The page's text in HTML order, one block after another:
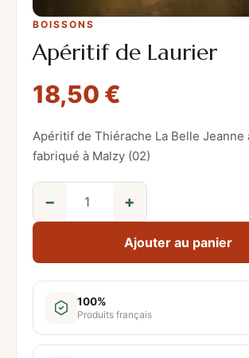
BOISSONS
Apéritif de Laurier
18,50 €
Apéritif de Thiérache La Belle Jeanne
fabriqué à Malzy (02)
u
a
− +
Ajouter au panier
100%
Produits français